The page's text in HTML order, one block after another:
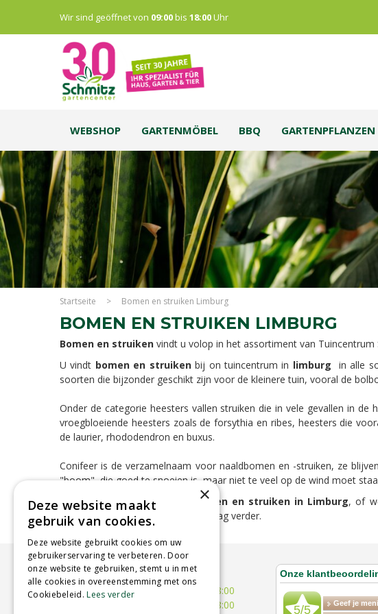
Startseite > Bomen en struiken Limburg
Wir sind geöffnet von 09:00bis 18:00Uhr
WEBSHOP GARTENMÖBEL BBQ GARTENPFLANZEN
BOMEN EN STRUIKEN LIMBURG
Bomen en struiken vindt u volop in het assortiment van Tuincentrum
U vindt bomen en struikenbij on tuincentrum in limburg
in alle
soorten die bijzonder geschikt zijn voor de kleinere tuin, vooral de
Onder de categorie heesters vallen struiken die in vele gevallen in
vroegbloeiende heesters zoals de forsythia en ribes, heesters die
de laurier, rhododendron en buxus.
Conifeer is de verzamelnaam voor naaldbomen en -struiken, ze
"boom", die goed te snoeien is, maar niet te veel op de wind moet
Bent u op zoek naar mooie
bomen en struiken in Limburg, of
gediplomeerd personeel helpt u graag verder.
ÖFFNUNGSZEITEN
Montag
09:00 - 18:00
09:00 - 18:00
×
Deze website maakt
gebruik van cookies.
Deze website gebruikt cookies om uw
gebruikerservaring te verbeteren. Door
onze website te gebruiken, stemt u in met
alle cookies in overeenstemming met ons
Cookiebeleid.Lees verder